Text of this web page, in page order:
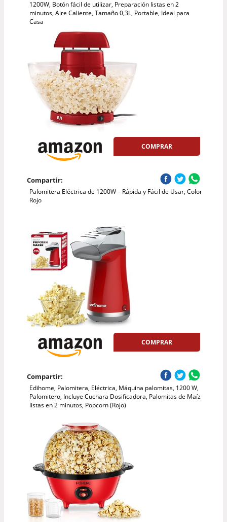
1200W, Botón fácil de utilizar, Preparación listas en 2
minutos, Aire Caliente, Tamaño 0,3L, Portable, Ideal para
Casa
COMPRAR
Compartir:
Palomitera Eléctrica de 1200W – Rápida y Fácil de Usar, Color
Rojo
COMPRAR
Compartir:
Edihome, Palomitera, Eléctrica, Máquina palomitas, 1200 W,
Palomitero, Incluye Cuchara Dosificadora, Palomitas de Maíz
listas en 2 minutos, Popcorn (Rojo)